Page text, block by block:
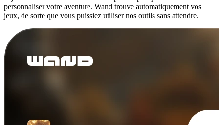
personnaliser votre aventure. Wand trouve automatiquement vos
jeux, de sorte que vous puissiez utiliser nos outils sans attendre.